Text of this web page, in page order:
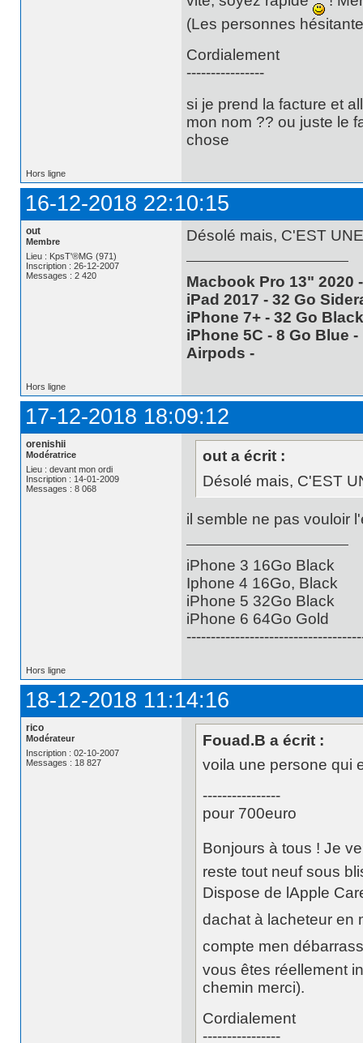
(Les personnes
Cordialement
----------------
si je prend la facture et
mon nom ?? ou juste le
chose
Hors ligne
16-12-2018 22:10:15
out
Membre
Lieu : KpsT'®MG (971)
Inscription : 26-12-2007
Messages : 2 420
Désolé mais, C'EST
Macbook Pro 13" 2020
iPad 2017 - 32 Go
iPhone 7+ - 32 Go
iPhone 5C - 8 Go Blue -
Airpods -
Hors ligne
17-12-2018 18:09:12
orenishii
Modératrice
Lieu : devant mon ordi
Inscription : 14-01-2009
Messages : 8 068
out a écrit :
Désolé mais, C'EST
il semble ne pas vouloir
iPhone 3 16Go Black
Iphone 4 16Go, Black
iPhone 5 32Go Black
iPhone 6 64Go Gold
Hors ligne
18-12-2018 11:14:16
rico
Modérateur
Inscription : 02-10-2007
Messages : 18 827
Fouad.B a écrit :
voila une persone qui
----------------
pour 700euro
Bonjours à tous ! Je
reste tout neuf sous
Dispose de lApple
dachat à lacheteur
compte men
vous êtes réellement
chemin merci).
Cordialement
----------------